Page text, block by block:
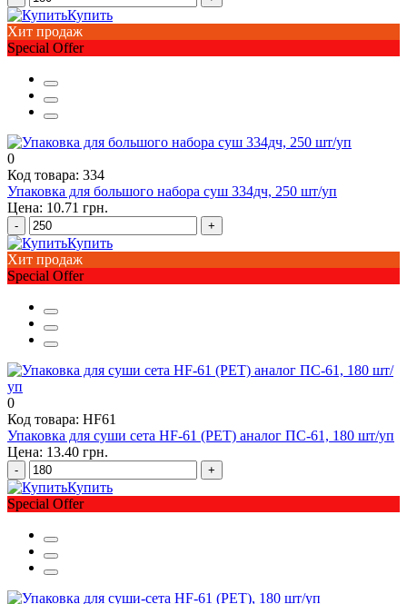
Купить
Хит продаж
Special Offer
0
Код товара: 334
Упаковка для большого набора суш 334дч, 250 шт/уп
Цена: 10.71 грн.
- +
Купить
Хит продаж
Special Offer
0
Код товара: HF61
Упаковка для суши сета HF-61 (PET) аналог ПС-61, 180 шт/уп
Цена: 13.40 грн.
- +
Купить
Special Offer